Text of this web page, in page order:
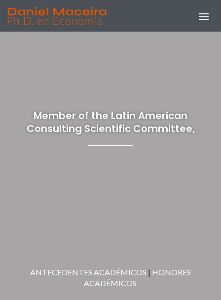
Member of the Latin American
Consulting Scientific Committee,
ANTECEDENTES ACADÉMICOS | HONORES
ACADÉMICOS